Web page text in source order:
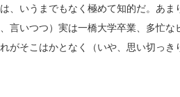
、いうまでもなく極めて知的だ。あ
言いつつ）実は一橋大学卒業、多忙
がそこはかとなく（いや、思い切っき